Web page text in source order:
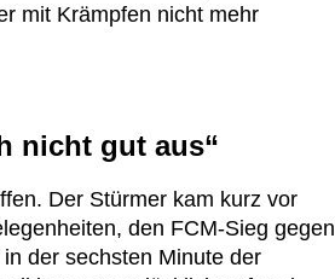
mit Krämpfen nicht mehr
nicht gut aus“
Der Stürmer kam kurz vor
den FCM-Sieg gegen
der sechsten Minute der